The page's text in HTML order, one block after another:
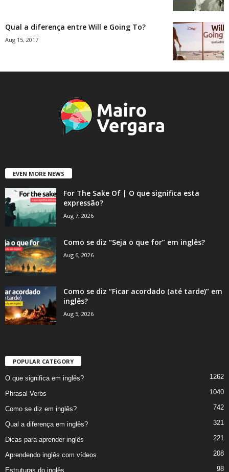
Qual a diferença entre Will e Going To?
Aug 15, 2017
EVEN MORE NEWS
For The Sake Of | O que significa esta
expressão?
Aug 7, 2026
Como se diz “Seja o que for” em inglês?
Aug 6, 2026
Como se diz “Ficar acordado (até tarde)” em
inglês?
Aug 5, 2026
POPULAR CATEGORY
O que significa em inglês? 1262
Phrasal Verbs 1040
Como se diz em inglês? 742
Qual a diferença em inglês? 321
Dicas para aprender inglês 221
Aprendendo inglês com vídeos 208
Estruturas do inglês 98